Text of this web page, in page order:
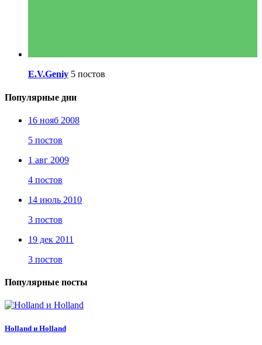
E.V.Geniy 5 постов
Популярные дни
16 нояб 2008
5 постов
1 авг 2009
4 постов
14 июль 2010
3 постов
19 дек 2011
3 постов
Популярные посты
Holland и Holland